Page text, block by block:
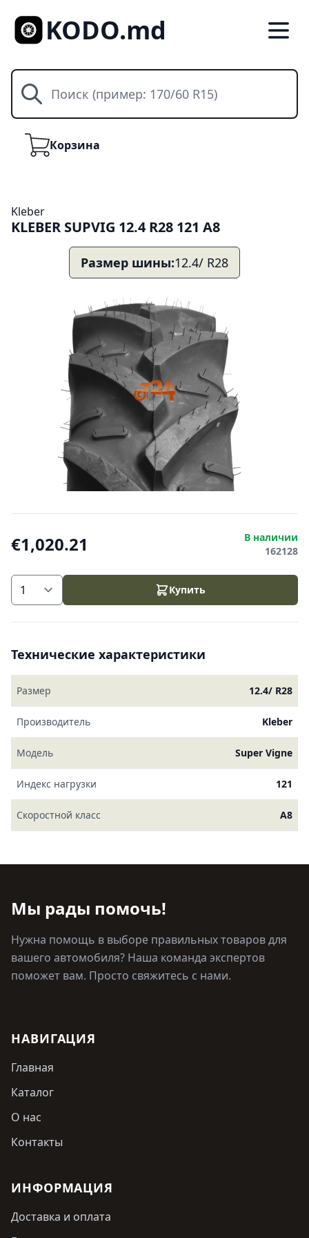
KODO.md
Поиск
КорзинаКорзина
Kleber
KLEBER SUPVIG 12.4 R28 121 A8
Размер шины:12.4/ R28
€1,020.21
В наличии
162128
Купить
Технические характеристики
Размер 12.4/ R28
Производитель Kleber
Модель Super Vigne
Индекс нагрузки 121
Скоростной класс A8
Мы рады помочь!
Нужна помощь в выборе правильных товаров для
вашего автомобиля? Наша команда экспертов
поможет вам. Просто свяжитесь с нами.
НАВИГАЦИЯ
Главная
Каталог
О нас
Контакты
ИНФОРМАЦИЯ
Доставка и оплата